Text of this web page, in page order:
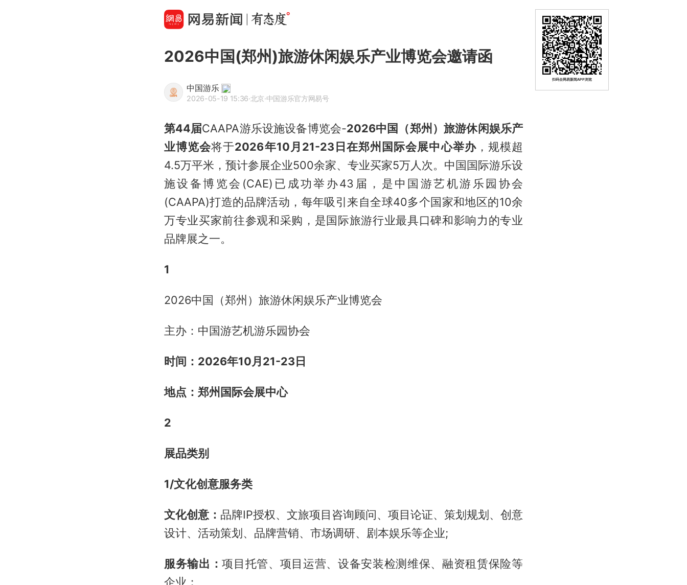
2026中国(郑州)旅游休闲娱乐产业博览会邀请函
中国游乐
2026-05-19 15:36·北京·中国游乐官方网易号
第44届CAAPA游乐设施设备博览会-2026中国（郑州）旅游休闲娱乐产
业博览会将于2026年10月21-23日在郑州国际会展中心举办，规模超
4.5万平米，预计参展企业500余家、专业买家5万人次。中国国际游乐设
施设备博览会(CAE)已成功举办43届，是中国游艺机游乐园协会
(CAAPA)打造的品牌活动，每年吸引来自全球40多个国家和地区的10余
万专业买家前往参观和采购，是国际旅游行业最具口碑和影响力的专业
品牌展之一。
1
2026中国（郑州）旅游休闲娱乐产业博览会
主办：中国游艺机游乐园协会
时间：2026年10月21-23日
地点：郑州国际会展中心
2
展品类别
1/文化创意服务类
文化创意： 品牌IP授权、文旅项目咨询顾问、项目论证、策划规划、创意
设计、活动策划、品牌营销、市场调研、剧本娱乐等企业;
服务输出：项目托管、项目运营、设备安装检测维保、融资租赁保险等
企业；
扫码去网易新闻APP浏览